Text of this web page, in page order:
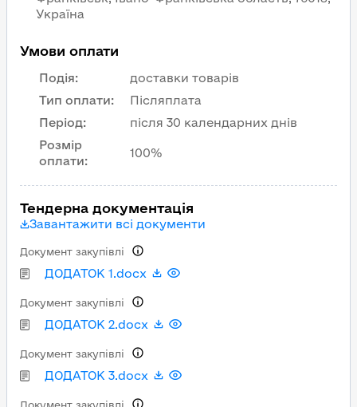
Україна
Умови оплати
Подія:
доставки товарів
Тип оплати:
Післяплата
Період:
після 30 календарних днів
Розмір
оплати:
100%
Тендерна документація
Завантажити всі документи
ДОДАТОК 1.docx
Документ закупівлі
ДОДАТОК 2.docx
Документ закупівлі
ДОДАТОК 3.docx
Документ закупівлі
Документ закупівлі